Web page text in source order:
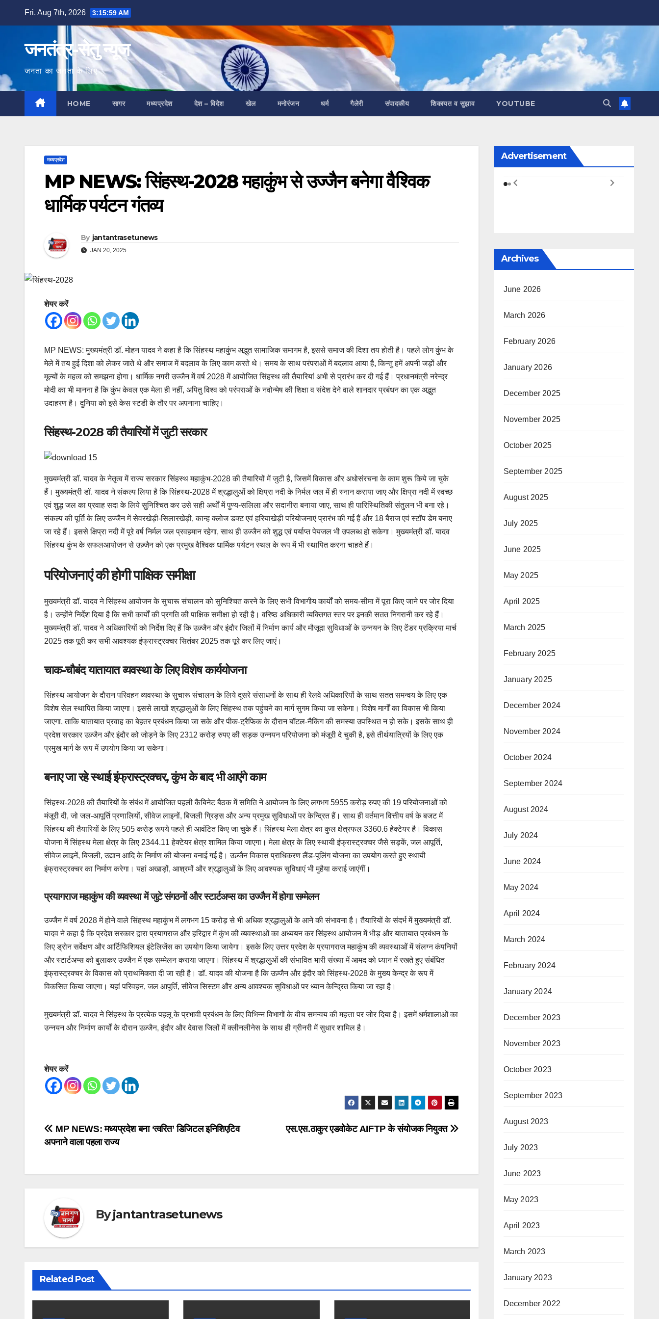
Fri. Aug 7th, 2026 3:15:59 AM
जनतंत्र-सेतु न्यूज
जनता का जनता के लिए
HOME सागर मध्यप्रदेश देश – विदेश खेल मनोरंजन धर्म गैलेरी संपादकीय शिकायत व सुझाव YOUTUBE
मध्यप्रदेश
MP NEWS: सिंहस्थ-2028 महाकुंभ से उज्जैन बनेगा वैश्विक
धार्मिक पर्यटन गंतव्य
By jantantrasetunews
JAN 20, 2025
शेयर करें
MP NEWS: मुख्यमंत्री डॉ. मोहन यादव ने कहा है कि सिंहस्थ महाकुंभ अद्भुत सामाजिक समागम है, इससे समाज की दिशा तय होती है। पहले लोग कुंभ के
मेले में तय हुई दिशा को लेकर जाते थे और समाज में बदलाव के लिए काम करते थे। समय के साथ परंपराओं में बदलाव आया है, किन्तु हमें अपनी जड़ों और
मूल्यों के महत्व को समझना होगा। धार्मिक नगरी उज्जैन में वर्ष 2028 में आयोजित सिंहस्थ की तैयारियां अभी से प्रारंभ कर दी गई हैं। प्रधानमंत्री नरेन्द्र
मोदी का भी मानना है कि कुंभ केवल एक मेला ही नहीं, अपितु विश्व को परंपराओं के नवोन्मेष की शिक्षा व संदेश देने वाले शानदार प्रबंधन का एक अद्भुत
उदाहरण है। दुनिया को इसे केस स्टडी के तौर पर अपनाना चाहिए।
सिंहस्थ-2028 की तैयारियों में जुटी सरकार
मुख्यमंत्री डॉ. यादव के नेतृत्व में राज्य सरकार सिंहस्थ महाकुंभ-2028 की तैयारियों में जुटी है, जिसमें विकास और अधोसंरचना के काम शुरू किये जा चुके
हैं। मुख्यमंत्री डॉ. यादव ने संकल्प लिया है कि सिंहस्थ-2028 में श्रद्धालुओं को क्षिप्रा नदी के निर्मल जल में ही स्नान कराया जाए और क्षिप्रा नदी में स्वच्छ
एवं शुद्ध जल का प्रवाह सदा के लिये सुनिश्चित कर उसे सही अर्थों में पुण्य-सलिला और सदानीरा बनाया जाए, साथ ही पारिस्थितिकी संतुलन भी बना रहे।
संकल्प की पूर्ति के लिए उज्जैन में सेवरखेड़ी-सिलारखेड़ी, कान्ह क्लोज डक्ट एवं हरियाखेड़ी परियोजनाएं प्रारंभ की गई हैं और 18 बैराज एवं स्टॉप डेम बनाए
जा रहे हैं। इससे क्षिप्रा नदी में पूरे वर्ष निर्मल जल प्रवहमान रहेगा, साथ ही उज्जैन को शुद्ध एवं पर्याप्त पेयजल भी उपलब्ध हो सकेगा। मुख्यमंत्री डॉ. यादव
सिंहस्थ कुंभ के सफलआयोजन से उज़्जैन को एक प्रमुख वैश्विक धार्मिक पर्यटन स्थल के रूप में भी स्थापित करना चाहते हैं।
परियोजनाएं की होगी पाक्षिक समीक्षा
मुख्यमंत्री डॉ. यादव ने सिंहस्थ आयोजन के सुचारू संचालन को सुनिश्चित करने के लिए सभी विभागीय कार्यों को समय-सीमा में पूरा किए जाने पर जोर दिया
है। उन्होंने निर्देश दिया है कि सभी कार्यों की प्रगति की पाक्षिक समीक्षा हो रही है। वरिष्ठ अधिकारी व्यक्तिगत स्तर पर इनकी सतत निगरानी कर रहे हैं।
मुख्यमंत्री डॉ. यादव ने अधिकारियों को निर्देश दिए हैं कि उज़्जैन और इंदौर जिलों में निर्माण कार्य और मौजूदा सुविधाओं के उन्नयन के लिए टेंडर प्रक्रिया मार्च
2025 तक पूरी कर सभी आवश्यक इंफ्रास्ट्रक्चर सितंबर 2025 तक पूरे कर लिए जाएं।
चाक-चौबंद यातायात व्यवस्था के लिए विशेष कार्ययोजना
सिंहस्थ आयोजन के दौरान परिवहन व्यवस्था के सुचारू संचालन के लिये दूसरे संसाधनों के साथ ही रेलवे अधिकारियों के साथ सतत समन्वय के लिए एक
विशेष सेल स्थापित किया जाएगा। इससे लाखों श्रद्धालुओं के लिए सिंहस्थ तक पहुंचने का मार्ग सुगम किया जा सकेगा। विशेष मार्गों का विकास भी किया
जाएगा, ताकि यातायात प्रवाह का बेहतर प्रबंधन किया जा सके और पीक-ट्रैफिक के दौरान बॉटल-नैकिंग की समस्या उपस्थित न हो सके। इसके साथ ही
प्रदेश सरकार उज़्जैन और इंदौर को जोड़ने के लिए 2312 करोड़ रुपए की सड़क उन्नयन परियोजना को मंजूरी दे चुकी है, इसे तीर्थयात्रियों के लिए एक
प्रमुख मार्ग के रूप में उपयोग किया जा सकेगा।
बनाए जा रहे स्थाई इंफ्रास्ट्रक्चर, कुंभ के बाद भी आएंगे काम
सिंहस्थ-2028 की तैयारियों के संबंध में आयोजित पहली कैबिनेट बैठक में समिति ने आयोजन के लिए लगभग 5955 करोड़ रुपए की 19 परियोजनाओं को
मंजूरी दी, जो जल-आपूर्ति प्रणालियों, सीवेज लाइनों, बिजली ग्रिड्स और अन्य प्रमुख सुविधाओं पर केन्द्रित हैं। साथ ही वर्तमान वित्तीय वर्ष के बजट में
सिंहस्थ की तैयारियों के लिए 505 करोड़ रूपये पहले ही आवंटित किए जा चुके हैं। सिंहस्थ मेला क्षेत्र का कुल क्षेत्रफल 3360.6 हेक्टेयर है। विकास
योजना में सिंहस्थ मेला क्षेत्र के लिए 2344.11 हेक्टेयर क्षेत्र शामिल किया जाएगा। मेला क्षेत्र के लिए स्थायी इंफ्रास्ट्रक्चर जैसे सड़कें, जल आपूर्ति,
सीवेज लाइनें, बिजली, उद्यान आदि के निर्माण की योजना बनाई गई है। उज़्जैन विकास प्राधिकरण लैंड-पूलिंग योजना का उपयोग करते हुए स्थायी
इंफ्रास्ट्रक्चर का निर्माण करेगा। यहां अखाड़ों, आश्रमों और श्रद्धालुओं के लिए आवश्यक सुविधाएं भी मुहैया कराई जाएंगीं।
प्रयागराज महाकुंभ की व्यवस्था में जुटे संगठनों और स्टार्टअप्स का उज्जैन में होगा सम्मेलन
उज्जैन में वर्ष 2028 में होने वाले सिंहस्थ महाकुंभ में लगभग 15 करोड़ से भी अधिक श्रद्धालुओं के आने की संभावना है। तैयारियों के संदर्भ में मुख्यमंत्री डॉ.
यादव ने कहा है कि प्रदेश सरकार द्वारा प्रयागराज और हरिद्वार में कुंभ की व्यवस्थाओं का अध्ययन कर सिंहस्थ आयोजन में भीड़ और यातायात प्रबंधन के
लिए ड्रोन सर्वेक्षण और आर्टिफिशियल इंटेलिजेंस का उपयोग किया जायेगा। इसके लिए उत्तर प्रदेश के प्रयागराज महाकुंभ की व्यवस्थाओं में संलग्न कंपनियों
और स्टार्टअप्स को बुलाकर उज्जैन में एक सम्मेलन कराया जाएगा। सिंहस्थ में श्रद्धालुओं की संभावित भारी संख्या में आमद को ध्यान में रखते हुए संबंधित
इंफ्रास्ट्रक्चर के विकास को प्राथमिकता दी जा रही है। डॉ. यादव की योजना है कि उज़्जैन और इंदौर को सिंहस्थ-2028 के मुख्य केन्द्र के रूप में
विकसित किया जाएगा। यहां परिवहन, जल आपूर्ति, सीवेज सिस्टम और अन्य आवश्यक सुविधाओं पर ध्यान केन्द्रित किया जा रहा है।
मुख्यमंत्री डॉ. यादव ने सिंहस्थ के प्रत्येक पहलू के प्रभावी प्रबंधन के लिए विभिन्न विभागों के बीच समन्वय की महत्ता पर जोर दिया है। इसमें धर्मशालाओं का
उन्नयन और निर्माण कार्यों के दौरान उज़्जैन, इंदौर और देवास जिलों में क्लीनलीनेस के साथ ही ग्रीनरी में सुधार शामिल है।
शेयर करें
Post
navigation
एस.एस.ठाकुर एडवोकेट AIFTP के संयोजक नियुक्त
MP NEWS: मध्यप्रदेश बना ‘त्वरित’ डिजिटल इनिशिएटिव
अपनाने वाला पहला राज्य
Byjantantrasetunews
Related Post
Advertisement
Archives
June 2026
March 2026
February 2026
January 2026
December 2025
November 2025
October 2025
September 2025
August 2025
July 2025
June 2025
May 2025
April 2025
March 2025
February 2025
January 2025
December 2024
November 2024
October 2024
September 2024
August 2024
July 2024
June 2024
May 2024
April 2024
March 2024
February 2024
January 2024
December 2023
November 2023
October 2023
September 2023
August 2023
July 2023
June 2023
May 2023
April 2023
March 2023
January 2023
December 2022